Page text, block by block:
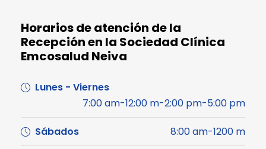
Horarios de atención de la
Recepción en la Sociedad Clínica
Emcosalud Neiva
Lunes - Viernes
7:00 am-12:00 m-2:00 pm-5:00 pm
Sábados 8:00 am-1200 m